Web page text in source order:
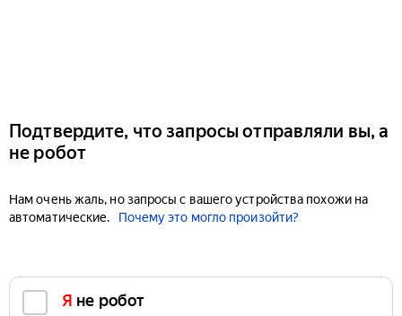
Подтвердите, что запросы отправляли вы, а
не робот
Нам очень жаль, но запросы с вашего устройства похожи на
автоматические.
Почему это могло произойти?
Я не робот